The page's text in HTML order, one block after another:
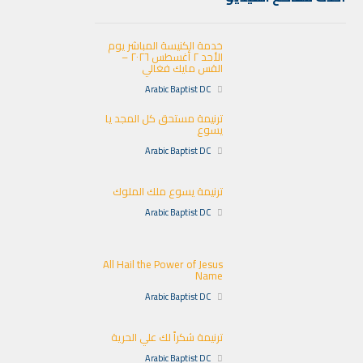
خدمة الكنيسة المباشر يوم
الأحد ٢ أغسطس ٢٠٢٦ –
القس مايك فغالي
Arabic Baptist DC
ترنيمة مستحق كل المجد يا
يسوع
Arabic Baptist DC
ترنيمة يسوع ملك الملوك
Arabic Baptist DC
All Hail the Power of Jesus
Name
Arabic Baptist DC
ترنيمة شكراً لك علي الحرية
Arabic Baptist DC